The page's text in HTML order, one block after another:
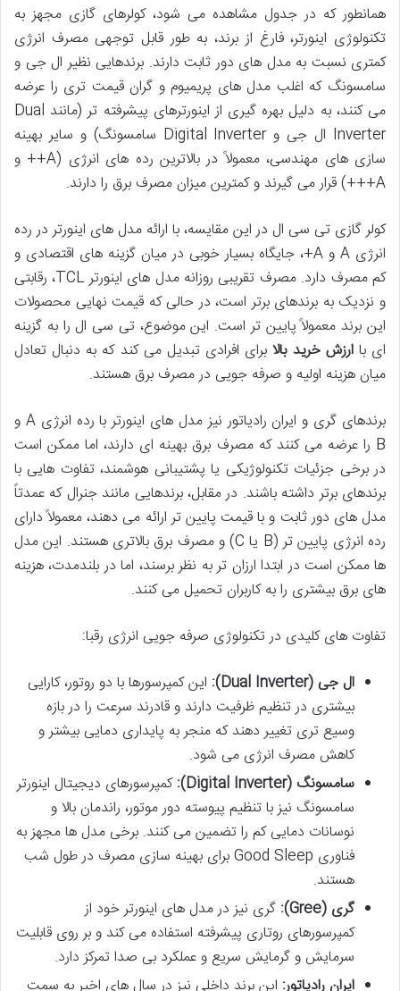
همانطور که در جدول مشاهده می شود، کولرهای گازی مجهز به
تکنولوژی اینورتر، فارغ از برند، به طور قابل توجهی مصرف انرژی
کمتری نسبت به مدل های دور ثابت دارند. برندهایی نظیر ال جی و
سامسونگ که اغلب مدل های پریمیوم و گران قیمت تری را عرضه
می کنند، به دلیل بهره گیری از اینورترهای پیشرفته تر (مانند Dual
Inverter ال جی و Digital Inverter سامسونگ) و سایر بهینه
سازی های مهندسی، معمولاً در بالاترین رده های انرژی (A++ و
A+++) قرار می گیرند و کمترین میزان مصرف برق را دارند.
کولر گازی تی سی ال در این مقایسه، با ارائه مدل های اینورتر در رده
انرژی A و A+، جایگاه بسیار خوبی در میان گزینه های اقتصادی و
کم مصرف دارد. مصرف تقریبی روزانه مدل های اینورتر TCL، رقابتی
و نزدیک به برندهای برتر است، در حالی که قیمت نهایی محصولات
این برند معمولاً پایین تر است. این موضوع، تی سی ال را به گزینه
ای باارزش خرید بالابرای افرادی تبدیل می کند که به دنبال تعادل
میان هزینه اولیه و صرفه جویی در مصرف برق هستند.
برندهای گری و ایران رادیاتور نیز مدل های اینورتر با رده انرژی A و
B را عرضه می کنند که مصرف برق بهینه ای دارند، اما ممکن است
در برخی جزئیات تکنولوژیکی یا پشتیبانی هوشمند، تفاوت هایی با
برندهای برتر داشته باشند. در مقابل، برندهایی مانند جنرال که عمدتاً
مدل های دور ثابت و با قیمت پایین تر ارائه می دهند، معمولاً دارای
رده انرژی پایین تر (B یا C) و مصرف برق بالاتری هستند. این مدل
ها ممکن است در ابتدا ارزان تر به نظر برسند، اما در بلندمدت، هزینه
های برق بیشتری را به کاربران تحمیل می کنند.
تفاوت های کلیدی در تکنولوژی صرفه جویی انرژی رقبا:
ال جی (Dual Inverter):
این کمپرسورها با دو روتور، کارایی
بیشتری در تنظیم ظرفیت دارند و قادرند سرعت را در بازه
وسیع تری تغییر دهند که منجر به پایداری دمایی بیشتر و
کاهش مصرف انرژی می شود.
سامسونگ (Digital Inverter):
کمپرسورهای دیجیتال اینورتر
سامسونگ نیز با تنظیم پیوسته دور موتور، راندمان بالا و
نوسانات دمایی کم را تضمین می کنند. برخی مدل ها مجهز به
فناوری Good Sleep برای بهینه سازی مصرف در طول شب
هستند.
گری (Gree):
گری نیز در مدل های اینورتر خود از
کمپرسورهای روتاری پیشرفته استفاده می کند و بر روی قابلیت
سرمایش و گرمایش سریع و عملکرد بی صدا تمرکز دارد.